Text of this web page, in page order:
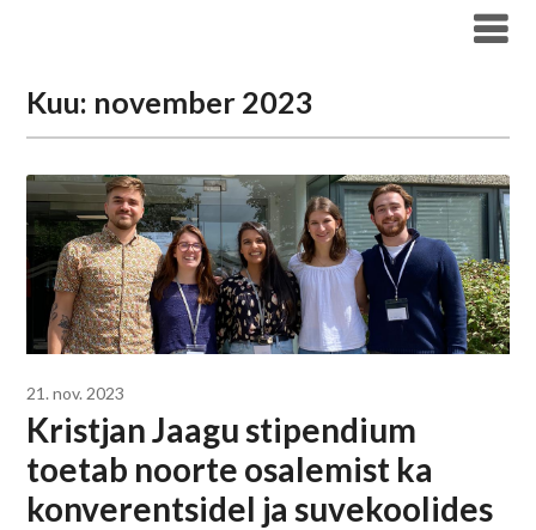
Kuu: november 2023
21. nov. 2023
Kristjan Jaagu stipendium
toetab noorte osalemist ka
konverentsidel ja suvekoolides